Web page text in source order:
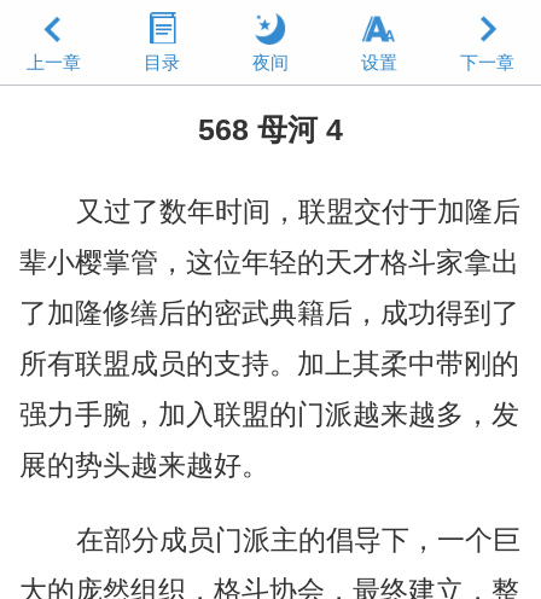
上一章 目录 夜间 设置 下一章
568 母河 4
又过了数年时间，联盟交付于加隆后
辈小樱掌管，这位年轻的天才格斗家拿出
了加隆修缮后的密武典籍后，成功得到了
所有联盟成员的支持。加上其柔中带刚的
强力手腕，加入联盟的门派越来越多，发
展的势头越来越好。
在部分成员门派主的倡导下，一个巨
大的庞然组织，格斗协会，最终建立，整